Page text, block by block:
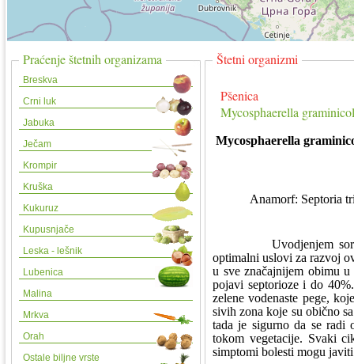
Praćenje štetnih organizama
Breskva
Crni luk
Jabuka
Ječam
Krompir
Kruška
Kukuruz
Kupusnjače
Leska - lešnik
Lubenica
Malina
Mrkva
Orah
Ostale biljne vrste
Štetni organizmi
Pšenica
Mycosphaerella
Mycosphaerella
Anamorf: Septoria
Uvodjenjem sorti
optimalni uslovi za razvoj
u sve značajnijem obimu
pojavi septorioze i do
zelene vodenaste pege,
sivih zona koje su obično
tada je sigurno da se radi
tokom vegetacije. Svaki
simptomi bolesti mogu